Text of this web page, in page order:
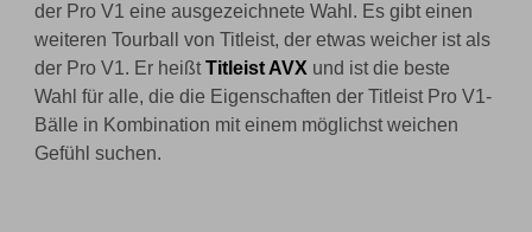
der Pro V1 eine ausgezeichnete Wahl. Es gibt einen
weiteren Tourball von Titleist, der etwas weicher ist als
der Pro V1. Er heißtTitleist AVX und ist die beste
Wahl für alle, die die Eigenschaften der Titleist Pro V1-
Bälle in Kombination mit einem möglichst weichen
Gefühl suchen.